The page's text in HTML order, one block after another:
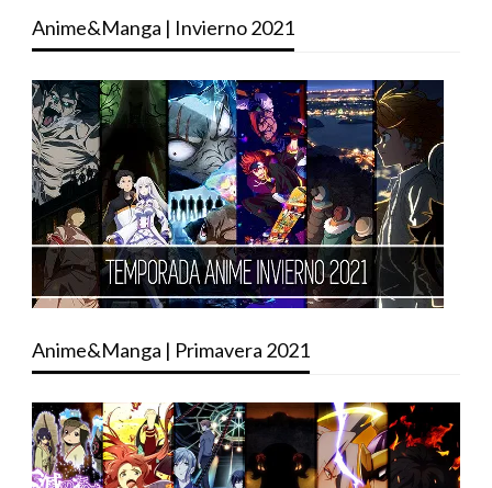
Anime&Manga | Invierno 2021
Anime&Manga | Primavera 2021